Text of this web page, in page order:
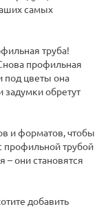
самых
труба!
профильная
под цветы она
задумки обретут
и форматов, чтобы
профильной трубой
они становятся
добавить